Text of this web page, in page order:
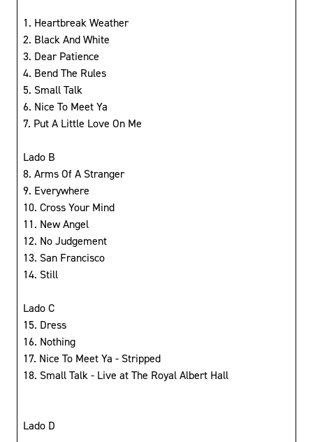
1. Heartbreak Weather
2. Black And White
3. Dear Patience
4. Bend The Rules
5. Small Talk
6. Nice To Meet Ya
7. Put A Little Love On Me
Lado B
8. Arms Of A Stranger
9. Everywhere
10. Cross Your Mind
11. New Angel
12. No Judgement
13. San Francisco
14. Still
Lado C
15. Dress
16. Nothing
17. Nice To Meet Ya - Stripped
18. Small Talk - Live at The Royal Albert Hall
Lado D